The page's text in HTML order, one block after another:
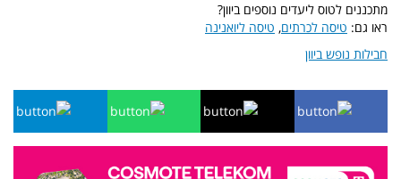
מתכננים לטוס ליעדים נוספים ביוון?
ראו גם: טיסה לכרתים, טיסה ליואנינה
חבילות נופש ביוון